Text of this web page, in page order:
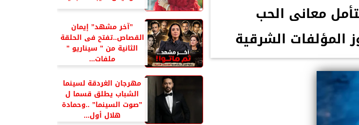
معانى الحب
المؤلفات الشرقية
”آخر مشهد” إيمان
القصاص..تفتح فى الحلقة
الثانية من ” سيناريو ”
ملفات...
مهرجان الغردقة لسينما
الشباب يطلق قسما ل
”صوت السينما” ..وحمادة
هلال أول...